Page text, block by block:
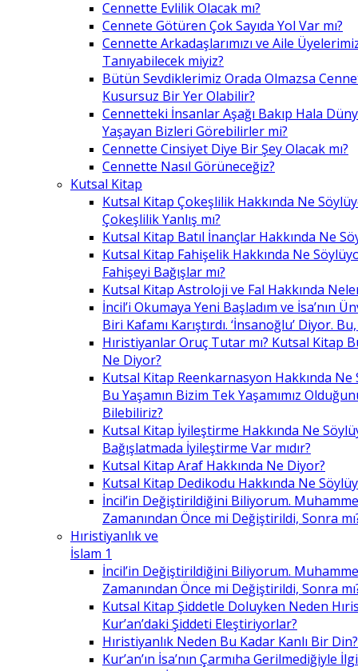
Cennette Evlilik Olacak mı?
Cennete Götüren Çok Sayıda Yol Var mı?
Cennette Arkadaşlarımızı ve Aile
Tanıyabilecek miyiz?
Bütün Sevdiklerimiz Orada Olmazsa
Kusursuz Bir Yer Olabilir?
Cennetteki İnsanlar Aşağı Bakıp Hala
Yaşayan Bizleri Görebilirler mi?
Cennette Cinsiyet Diye Bir Şey Olacak mı?
Cennette Nasıl Görüneceğiz?
Kutsal Kitap
Kutsal Kitap Çokeşlilik Hakkında Ne
Çokeşlilik Yanlış mı?
Kutsal Kitap Batıl İnançlar Hakkında Ne
Kutsal Kitap Fahişelik Hakkında Ne
Fahişeyi Bağışlar mı?
Kutsal Kitap Astroloji ve Fal Hakkında
İncil’i Okumaya Yeni Başladım ve İsa’nın
Biri Kafamı Karıştırdı. ‘İnsanoğlu’ Diyor.
Hıristiyanlar Oruç Tutar mı? Kutsal Kitap
Ne Diyor?
Kutsal Kitap Reenkarnasyon Hakkında Ne
Bu Yaşamın Bizim Tek Yaşamımız
Bilebiliriz?
Kutsal Kitap İyileştirme Hakkında Ne
Bağışlatmada İyileştirme Var mıdır?
Kutsal Kitap Araf Hakkında Ne Diyor?
Kutsal Kitap Dedikodu Hakkında Ne
İncil’in Değiştirildiğini Biliyorum.
Zamanından Önce mi Değiştirildi, Sonra
Hıristiyanlık ve
İslam 1
İncil’in Değiştirildiğini Biliyorum.
Zamanından Önce mi Değiştirildi, Sonra
Kutsal Kitap Şiddetle Doluyken Neden
Kur’an’daki Şiddeti Eleştiriyorlar?
Hıristiyanlık Neden Bu Kadar Kanlı Bir Din?
Kur’an’ın İsa’nın Çarmıha Gerilmediğiyle